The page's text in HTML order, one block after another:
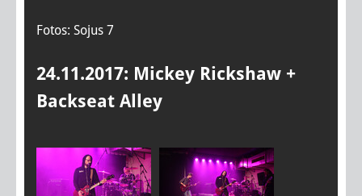
Fotos: Sojus 7
24.11.2017: Mickey Rickshaw +
Backseat Alley